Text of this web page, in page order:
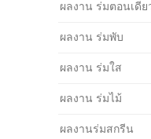
ผลงาน ร่มตอนเดีย
ผลงาน ร่มพับ
ผลงาน ร่มใส
ผลงาน ร่มไม้
ผลงานร่มสกรีน